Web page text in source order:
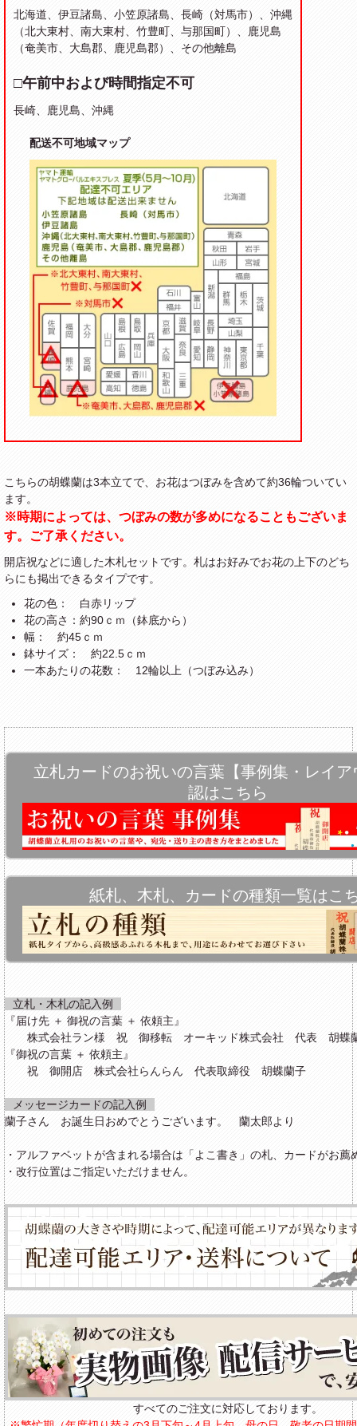
北海道、伊豆諸島、小笠原諸島、長崎（対馬市）、沖縄
（北大東村、南大東村、竹豊町、与那国町）、鹿児島
（奄美市、大島郡、鹿児島郡）、その他離島
□午前中および時間指定不可
長崎、鹿児島、沖縄
配送不可地域マップ
こちらの胡蝶蘭は3本立てで、お花はつぼみを含めて約36輪ついてい
ます。
※時期によっては、つぼみの数が多めになることもございま
す。ご了承ください。
開店祝などに適した木札セットです。札はお好みでお花の上下のどち
らにも掲出できるタイプです。
花の色： 白赤リップ
花の高さ：約90ｃｍ（鉢底から）
幅： 約45ｃｍ
鉢サイズ： 約22.5ｃｍ
一本あたりの花数： 12輪以上（つぼみ込み）
立札カードのお祝いの言葉【事例集・レイア
認はこちら
紙札、木札、カードの種類一覧はこ
立札・木札の記入例
『届け先 ＋ 御祝の言葉 ＋ 依頼主』
株式会社ラン様 祝 御移転 オーキッド株式会社 代表 胡蝶
『御祝の言葉 ＋ 依頼主』
祝 御開店 株式会社らんらん 代表取締役 胡蝶蘭子
メッセージカードの記入例
蘭子さん お誕生日おめでとうございます。 蘭太郎より
・アルファベットが含まれる場合は「よこ書き」の札、カードがお薦
・改行位置はご指定いただけません。
すべてのご注文に対応しております。